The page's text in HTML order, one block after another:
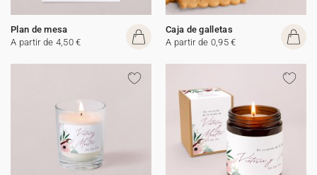
Plan de mesa
A partir de 4,50 €
Caja de galletas
A partir de 0,95 €